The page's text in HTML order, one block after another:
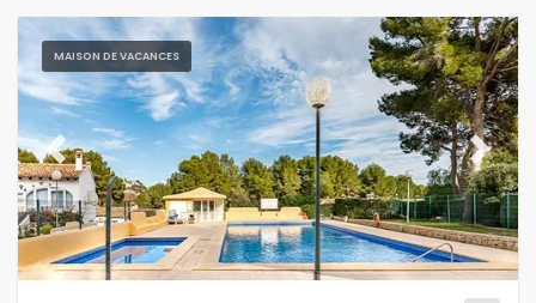
Vos favoris (0)
Nouveautés (0)
Meilleur
Propriétés de luxe (0)
Weekend (0)
Du mois (1)
Pour la famille (0)
Pour les couples (3)
MAISON DE VACANCES
Previous Next